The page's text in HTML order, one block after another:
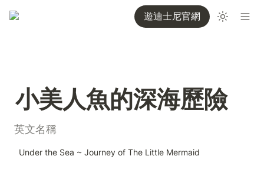
遊迪士尼官網
小美人魚的深海歷險
英文名稱
Under the Sea ~ Journey of The Little Mermaid